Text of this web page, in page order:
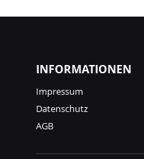
INFORMATIONEN
Impressum
Datenschutz
AGB